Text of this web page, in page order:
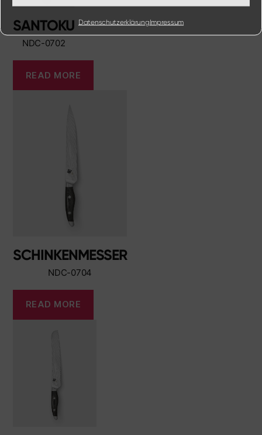
DatenschutzerklärungImpressum
SANTOKU
NDC-0702
READ MORE
SCHINKENMESSER
NDC-0704
READ MORE